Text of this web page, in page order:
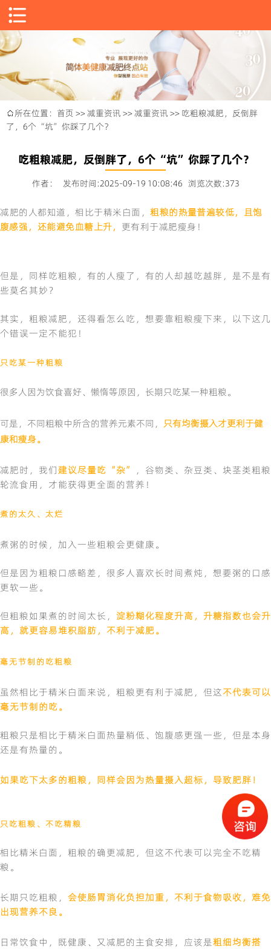

所在位置： 首页 >>减重资讯 >>减重资讯 >> 吃粗粮减肥，反倒胖
了，6个“坑”你踩了几个？
吃粗粮减肥，反倒胖了，6个“坑”你踩了几个？
作者： 发布时间:2025-09-19 10:08:46 浏览次数:373
减肥的人都知道，相比于精米白面，粗粮的热量普遍较低，且饱
腹感强，还能避免血糖上升， 更有利于减肥瘦身！
但是，同样吃粗粮，有的人瘦了，有的人却越吃越胖，是不是有
些莫名其妙？
其实，粗粮减肥，还得看怎么吃，想要靠粗粮瘦下来，以下这几
个错误一定不能犯！
只吃某一种粗粮
很多人因为饮食喜好、懒惰等原因，长期只吃某一种粗粮。
可是，不同粗粮中所含的营养元素不同， 只有均衡摄入才更利于健
康和瘦身。
减肥时，我们建议尽量吃“杂”
，谷物类、杂豆类、块茎类粗粮
轮流食用，才能获得更全面的营养！
煮的太久、太烂
煮粥的时候，加入一些粗粮会更健康。
但是因为粗粮口感略差，很多人喜欢长时间煮炖，想要粥的口感
更软一些。
但粗粮如果煮的时间太长， 淀粉糊化程度升高，升糖指数也会升
高，就更容易堆积脂肪，不利于减肥。
毫无节制的吃粗粮
虽然相比于精米白面来说，粗粮更有利于减肥，但这不代表可以
毫无节制的吃。
粗粮只是相比于精米白面热量稍低、饱腹感更强一些，但是本身
还是有热量的。
如果吃下太多的粗粮，同样会因为热量摄入超标，导致肥胖！
只吃粗粮、不吃精粮
相比精米白面，粗粮的确更减肥，但这不代表可以完全不吃精
粮。
长期只吃粗粮， 会使肠胃消化负担加重，不利于食物吸收，难免
出现营养不良。
日常饮食中，既健康、又减肥的主食安排，应该是粗细均衡搭